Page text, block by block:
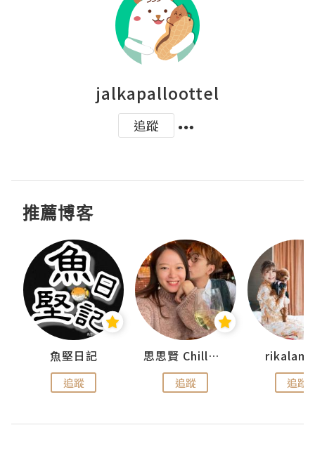
jalkapalloottel
追蹤
推薦博客
魚堅日記
追蹤
思思賢 ChillMyBabe
追蹤 追蹤